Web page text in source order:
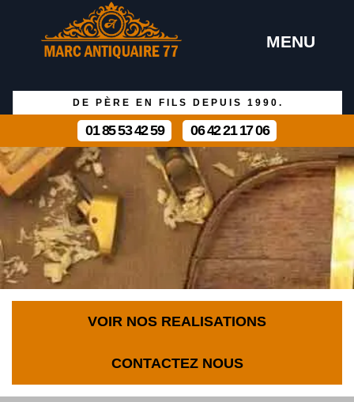
MENU
DE PÈRE EN FILS DEPUIS 1990.
01 85 53 42 59 06 42 21 17 06
VOIR NOS REALISATIONS
CONTACTEZ NOUS